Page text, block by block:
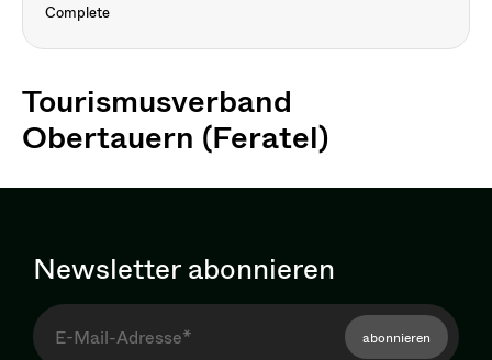
Complete
Tourismusverband
Obertauern (Feratel)
Newsletter abonnieren
abonnieren